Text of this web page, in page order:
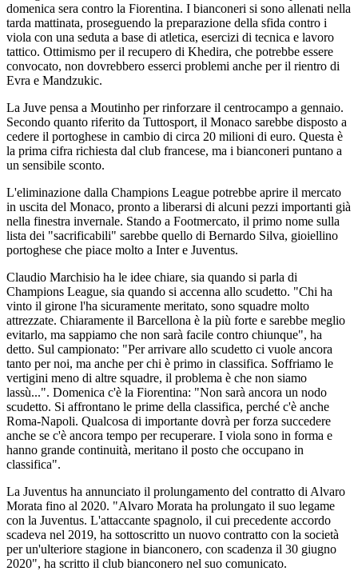
domenica sera contro la Fiorentina. I bianconeri si sono allenati nella
tarda mattinata, proseguendo la preparazione della sfida contro i
viola con una seduta a base di atletica, esercizi di tecnica e lavoro
tattico. Ottimismo per il recupero di Khedira, che potrebbe essere
convocato, non dovrebbero esserci problemi anche per il rientro di
Evra e Mandzukic.
La Juve pensa a Moutinho per rinforzare il centrocampo a gennaio.
Secondo quanto riferito da Tuttosport, il Monaco sarebbe disposto a
cedere il portoghese in cambio di circa 20 milioni di euro. Questa è
la prima cifra richiesta dal club francese, ma i bianconeri puntano a
un sensibile sconto.
L'eliminazione dalla Champions League potrebbe aprire il mercato
in uscita del Monaco, pronto a liberarsi di alcuni pezzi importanti già
nella finestra invernale. Stando a Footmercato, il primo nome sulla
lista dei "sacrificabili" sarebbe quello di Bernardo Silva, gioiellino
portoghese che piace molto a Inter e Juventus.
Claudio Marchisio ha le idee chiare, sia quando si parla di
Champions League, sia quando si accenna allo scudetto. "Chi ha
vinto il girone l'ha sicuramente meritato, sono squadre molto
attrezzate. Chiaramente il Barcellona è la più forte e sarebbe meglio
evitarlo, ma sappiamo che non sarà facile contro chiunque", ha
detto. Sul campionato: "Per arrivare allo scudetto ci vuole ancora
tanto per noi, ma anche per chi è primo in classifica. Soffriamo le
vertigini meno di altre squadre, il problema è che non siamo
lassù...". Domenica c'è la Fiorentina: "Non sarà ancora un nodo
scudetto. Si affrontano le prime della classifica, perché c'è anche
Roma-Napoli. Qualcosa di importante dovrà per forza succedere
anche se c'è ancora tempo per recuperare. I viola sono in forma e
hanno grande continuità, meritano il posto che occupano in
classifica".
La Juventus ha annunciato il prolungamento del contratto di Alvaro
Morata fino al 2020. "Alvaro Morata ha prolungato il suo legame
con la Juventus. L'attaccante spagnolo, il cui precedente accordo
scadeva nel 2019, ha sottoscritto un nuovo contratto con la società
per un'ulteriore stagione in bianconero, con scadenza il 30 giugno
2020", ha scritto il club bianconero nel suo comunicato.